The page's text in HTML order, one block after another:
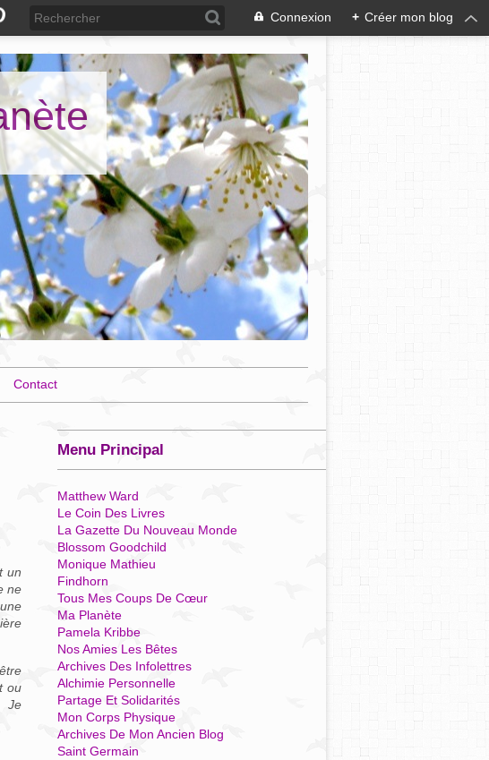
Connexion + Créer mon blog
Contact
un
ne
ou
Je
Menu Principal
Matthew Ward
Le Coin Des Livres
La Gazette Du Nouveau Monde
Blossom Goodchild
Monique Mathieu
Findhorn
Tous Mes Coups De Cœur
Ma Planète
Pamela Kribbe
Nos Amies Les Bêtes
Archives Des Infolettres
Alchimie Personnelle
Partage Et Solidarités
Mon Corps Physique
Archives De Mon Ancien Blog
Saint Germain